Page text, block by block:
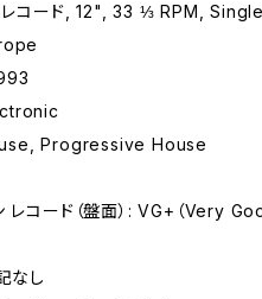
レコード, 12", 33 ⅓ RPM, Single
Progressive House
レコード（盤面）: VG+（Very
なし